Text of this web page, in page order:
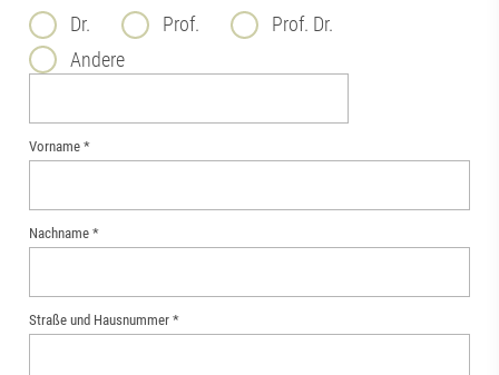
Dr. Prof.
Prof. Dr.
Andere
Vorname*
Nachname*
Straße und Hausnummer*